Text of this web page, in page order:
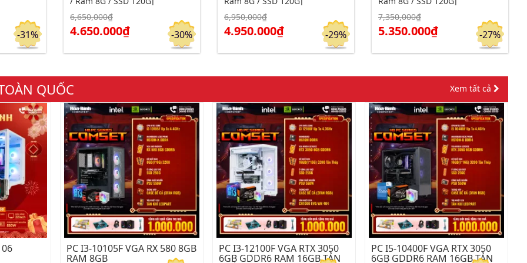
Đặt hàng
-31%
Click để xem chi tiết Đặt hàng
6,650,000₫
4.650.000₫ -30%
Click để xem chi tiết Đặt hàng
6,950,000₫
4.950.000₫ -29%
Click để xem chi tiết Đặt hàng
7,350,000₫
5.350.000₫ -27%
QUỐC Xem tất cả
06 PC I3-10105F VGA RX 580 8GB
RAM 8GB
PC I3-12100F VGA RTX 3050
6GB GDDR6 RAM 16GB TẢN
PC I5-10400F VGA RTX 3050
6GB GDDR6 RAM 16GB TẢN